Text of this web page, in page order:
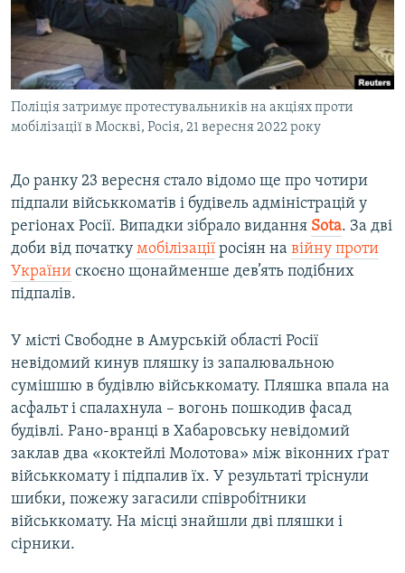
ВІДЕОУРОКИ «ELIFBE»
СВІДЧЕННЯ ОКУПАЦІЇ
УКРАЇНСЬКА ПРОБЛЕМА КРИМУ
ІНФОГРАФІКА
Русский
Qırımtatar
ДОЛУЧАЙСЯ!
Усі сайти RFE/RL
Поліція затримує протестувальників на акціях проти
мобілізації в Москві, Росія, 21 вересня 2022 року
До ранку 23 вересня стало відомо ще про чотири
підпали військкоматів і будівель адміністрацій у
регіонах Росії. Випадки зібрало видання Sota. За дві
доби від початку мобілізації росіян на війну проти
України скоєно щонайменше дев’ять подібних
підпалів.
У місті Свободне в Амурській області Росії
невідомий кинув пляшку із запалювальною
сумішшю в будівлю військкомату. Пляшка впала на
асфальт і спалахнула – вогонь пошкодив фасад
будівлі. Рано-вранці в Хабаровську невідомий
заклав два «коктейлі Молотова» між віконних ґрат
військкомату і підпалив їх. У результаті тріснули
шибки, пожежу загасили співробітники
військкомату. На місці знайшли дві пляшки і
сірники.